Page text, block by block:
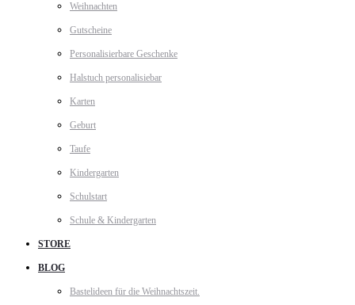
Weihnachten
Gutscheine
Personalisierbare Geschenke
Halstuch personalisiebar
Karten
Geburt
Taufe
Kindergarten
Schulstart
Schule & Kindergarten
STORE
BLOG
Bastelideen für die Weihnachtszeit.